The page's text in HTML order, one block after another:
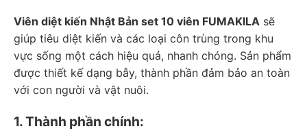
Viên diệt kiến Nhật Bản set 10 viên FUMAKILA sẽ
giúp tiêu diệt kiến và các loại côn trùng trong khu
vực sống một cách hiệu quả, nhanh chóng. Sản phẩm
được thiết kế dạng bẫy, thành phần đảm bảo an toàn
với con người và vật nuôi.
1. Thành phần chính: